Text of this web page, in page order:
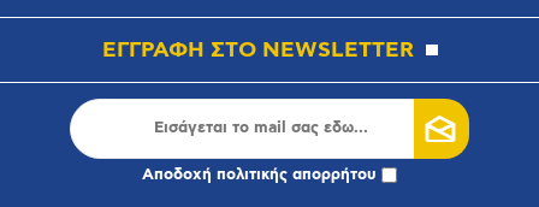
ΕΓΓΡΑΦΗ ΣΤΟ NEWSLETTER
Αποδοχή πολιτικής απορρήτου